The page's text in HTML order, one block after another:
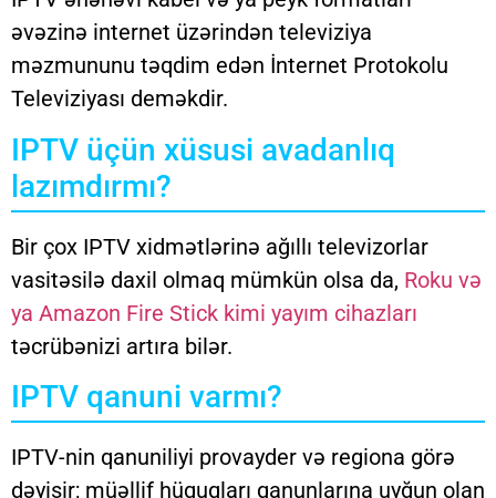
əvəzinə internet üzərindən televiziya
məzmununu təqdim edən İnternet Protokolu
Televiziyası deməkdir.
IPTV üçün xüsusi avadanlıq
lazımdırmı?
Bir çox IPTV xidmətlərinə ağıllı televizorlar
vasitəsilə daxil olmaq mümkün olsa da, Roku və
ya Amazon Fire Stick kimi yayım cihazları
təcrübənizi artıra bilər.
IPTV qanuni varmı?
IPTV-nin qanuniliyi provayder və regiona görə
dəyişir; müəllif hüquqları qanunlarına uyğun olan